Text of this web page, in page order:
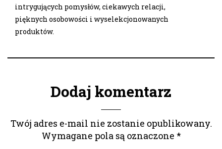
intrygujących pomysłów, ciekawych relacji,
pięknych osobowości i wyselekcjonowanych
produktów.
Dodaj komentarz
Twój adres e-mail nie zostanie opublikowany.
Wymagane pola są oznaczone *